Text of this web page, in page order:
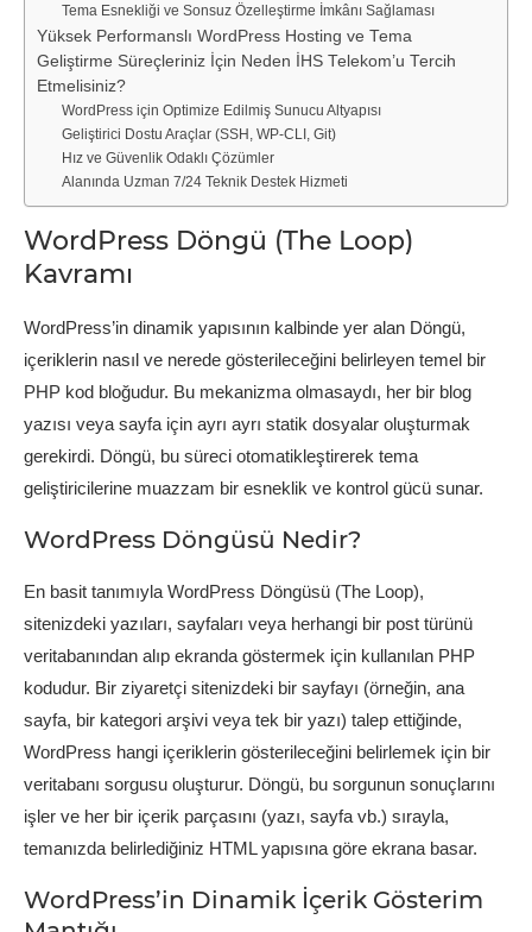
Tema Esnekliği ve Sonsuz Özelleştirme İmkânı Sağlaması
Yüksek Performanslı WordPress Hosting ve Tema
Geliştirme Süreçleriniz İçin Neden İHS Telekom’u Tercih
Etmelisiniz?
WordPress için Optimize Edilmiş Sunucu Altyapısı
Geliştirici Dostu Araçlar (SSH, WP-CLI, Git)
Hız ve Güvenlik Odaklı Çözümler
Alanında Uzman 7/24 Teknik Destek Hizmeti
WordPress Döngü (The Loop)
Kavramı
WordPress’in dinamik yapısının kalbinde yer alan Döngü,
içeriklerin nasıl ve nerede gösterileceğini belirleyen temel bir
PHP kod bloğudur. Bu mekanizma olmasaydı, her bir blog
yazısı veya sayfa için ayrı ayrı statik dosyalar oluşturmak
gerekirdi. Döngü, bu süreci otomatikleştirerek tema
geliştiricilerine muazzam bir esneklik ve kontrol gücü sunar.
WordPress Döngüsü Nedir?
En basit tanımıyla WordPress Döngüsü (The Loop),
sitenizdeki yazıları, sayfaları veya herhangi bir post türünü
veritabanından alıp ekranda göstermek için kullanılan PHP
kodudur. Bir ziyaretçi sitenizdeki bir sayfayı (örneğin, ana
sayfa, bir kategori arşivi veya tek bir yazı) talep ettiğinde,
WordPress hangi içeriklerin gösterileceğini belirlemek için bir
veritabanı sorgusu oluşturur. Döngü, bu sorgunun sonuçlarını
işler ve her bir içerik parçasını (yazı, sayfa vb.) sırayla,
temanızda belirlediğiniz HTML yapısına göre ekrana basar.
WordPress’in Dinamik İçerik Gösterim